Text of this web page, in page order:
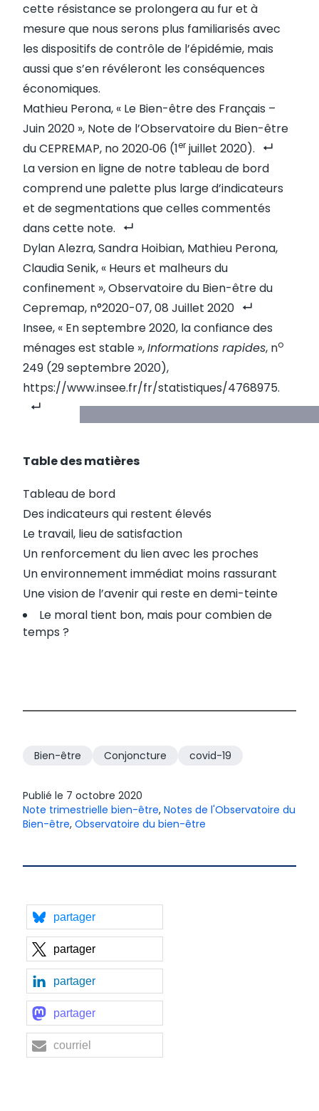
cette résistance se prolongera au fur et à
mesure que nous serons plus familiarisés avec
les dispositifs de contrôle de l’épidémie, mais
aussi que s’en révéleront les conséquences
économiques.
Mathieu Perona, « Le Bien-être des Français –
Juin 2020 », Note de l’Observatoire du Bien-être
du CEPREMAP, no 2020‑06 (1er juillet 2020).
Laversion en lignede notre tableau de bord
comprend une palette plus large d’indicateurs
et de segmentations que celles commentés
dans cette note.
Dylan Alezra, Sandra Hoibian, Mathieu Perona,
Claudia Senik, « Heurs et malheurs du
confinement », Observatoire du Bien-être du
Cepremap, n°2020-07, 08 Juillet 2020
Insee, « En septembre 2020, la confiance des
ménages est stable »,Informations rapides, no
249 (29 septembre 2020),
https://www.insee.fr/fr/statistiques/4768975.
Table des matières
Tableau de bord
Des indicateurs qui restent élevés
Le travail, lieu de satisfaction
Un renforcement du lien avec les proches
Un environnement immédiat moins rassurant
Une vision de l’avenir qui reste en demi-teinte
Le moral tient bon, mais pour combien de
temps ?
Bien-être Conjoncture covid-19
Publié le 7 octobre 2020
Note trimestrielle bien-être, Notes de l'Observatoire du
Bien-être, Observatoire du bien-être
partager
partager
partager
partager
courriel